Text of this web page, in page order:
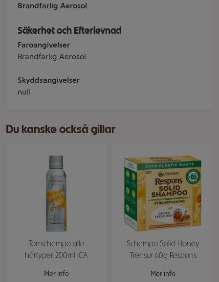
Brandfarlig Aerosol
Säkerhet och Efterlevnad
Faroangivelser
Brandfarlig Aerosol
Skyddsangivelser
null
Du kanske också gillar
Torrschampo alla
hårtyper 200ml ICA
Mer info
Schampo Solid Honey
Treasur 60g Respons
Mer info